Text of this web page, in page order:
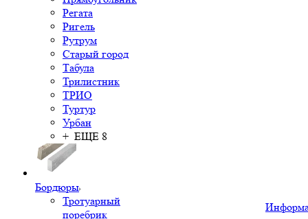
Регата
Ригель
Рутрум
Старый город
Табула
Трилистник
ТРИО
Туртур
Урбан
+ ЕЩЕ 8
Бордюры
Тротуарный
поребрик